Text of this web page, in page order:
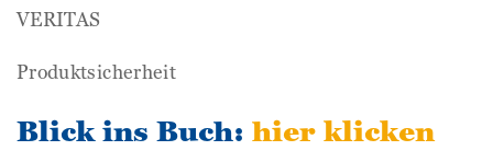
VERITAS
Produktsicherheit
Blick ins Buch: hier klicken